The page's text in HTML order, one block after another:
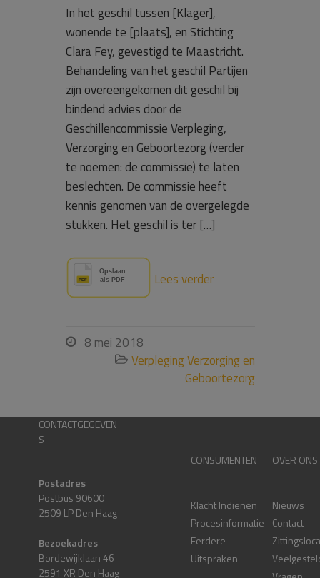
In het geschil tussen [Klager],
wonende te [plaats], en Stichting
Clara Fey, gevestigd te Maastricht.
Behandeling van het geschil Partijen
zijn overeengekomen dit geschil bij
bindend advies door de
Geschillencommissie Verpleging,
Verzorging en Geboortezorg (verder
te noemen: de commissie) te laten
beslechten. De commissie heeft
kennis genomen van de overgelegde
stukken. Het geschil is ter […]
Lees verder
 8 mei 2018
 Verpleging Verzorging en
Geboortezorg
CONTACTGEGEVEN
S
Postadres
Postbus 90600
2509 LP Den Haag
Bezoekadres
Bordewijklaan 46
2591 XR Den Haag
CONSUMENTEN
Klacht Indienen
Procesinformatie
Eerdere
Uitspraken
OVER ONS
Nieuws
Contact